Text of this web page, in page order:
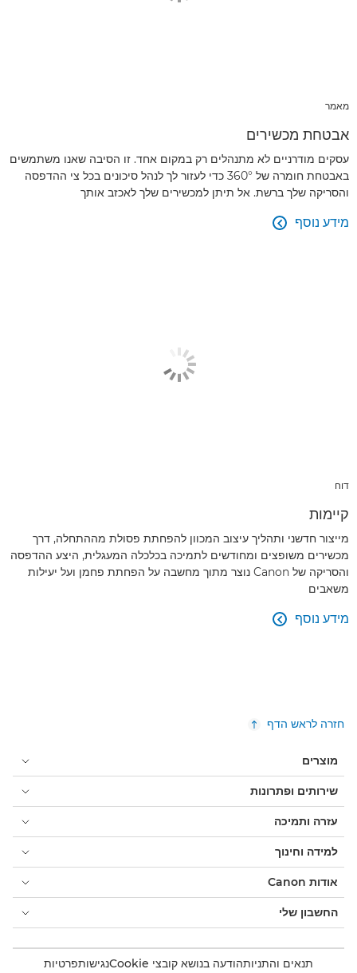
מאמר
אבטחת מכשירים
עסקים מודרניים לא מתנהלים רק במקום אחד. זו הסיבה שאנו משתמשים
באבטחת חומרה של 360° כדי לעזור לך לנהל סיכונים בכל צי ההדפסה
והסריקה שלך ברשת. אל תיתן למכשירים שלך לאכזב אותך
מידע נוסף 
דוח
קיימות
מייצור חדשני ותהליך עיצוב המכוון להפחתת פסולת מההתחלה, דרך
מכשירים משופצים ומחודשים לתמיכה בכלכלה המעגלית, היצע ההדפסה
והסריקה של Canon נוצר מתוך מחשבה על הפחתת פחמן ועל יעילות
משאבים
מידע נוסף 
חזרה לראש הדף
מוצרים
שירותים ופתרונות
עזרה ותמיכה
למידה וחינוך
אודות Canon
החשבון שלי
תנאים והתניותהודעה בנושא קובצי Cookie נגישותפרטיות